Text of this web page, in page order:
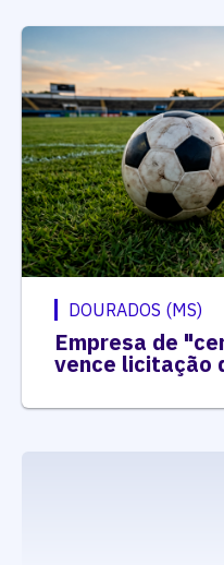
DOURADOS (MS)
Empresa de
vence licitação